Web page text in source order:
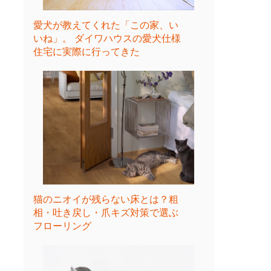
愛犬が教えてくれた「この家、い
いね」。 ダイワハウスの愛犬仕様
住宅に実際に行ってきた
猫のニオイが残らない床とは？粗
相・吐き戻し・爪キズ対策で選ぶ
フローリング